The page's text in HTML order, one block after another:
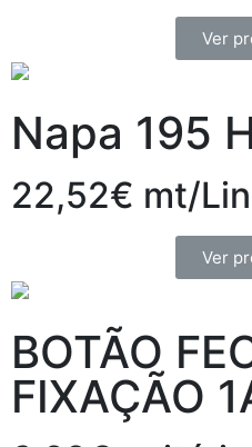
Ver
Napa 195
22,52€ mt/
Ver
BOTÃO
FIXAÇÃO